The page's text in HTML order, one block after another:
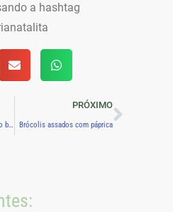
a hashtag
Frango ensopado com vinho branco
PRÓXIMO
Brócolis assados com páprica